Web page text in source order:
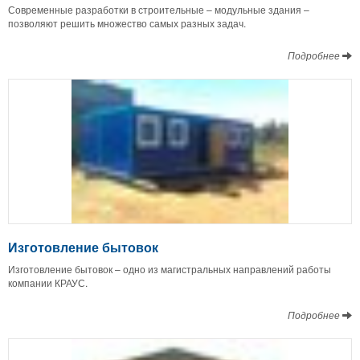
Современные разработки в строительные – модульные здания –
позволяют решить множество самых разных задач.
Подробнее
Изготовление бытовок
Изготовление бытовок – одно из магистральных направлений работы
компании КРАУС.
Подробнее